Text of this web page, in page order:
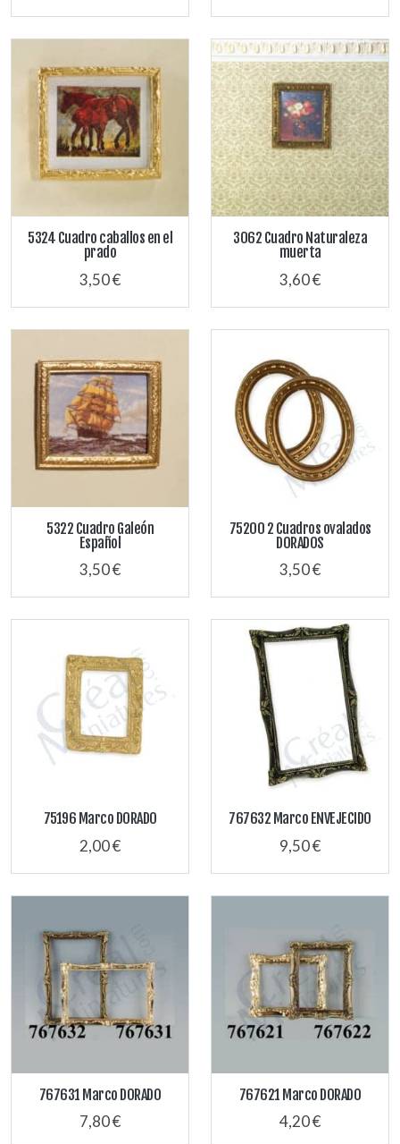
5324 Cuadro caballos en el
prado
3,50 €
3062 Cuadro Naturaleza
muerta
3,60 €
5322 Cuadro Galeón
Español
3,50 €
75200 2 Cuadros ovalados
DORADOS
3,50 €
75196 Marco DORADO
2,00 €
767632 Marco ENVEJECIDO
9,50 €
767631 Marco DORADO
7,80 €
767621 Marco DORADO
4,20 €